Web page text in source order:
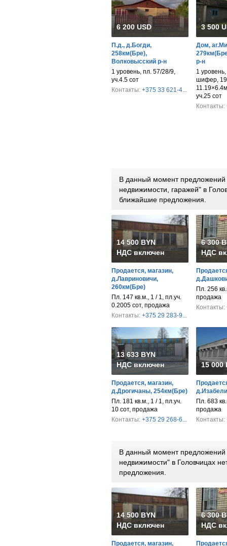
6 200 USD
П.д., д.Богди,
258км(Бре),
Волковысский р-н
1 уровень, пл. 57/28/9,
уч.4.5 сот
Контакты: +375 33 621-4...
3 500
Дом,
р-н
1
шифер,
уч.25 сот
Контакты:
В данный момент
недвижимости, гаражей" в
ближайшие предложения.
14 500 BYN
НДС включен
Продается, магазин,
д.Лавриновичи,
260км(Бре)
Пл. 147 кв.м., 1 / 1, пл.уч.
0.2005 сот, продажа
Контакты: +375 29 283-9...
6 300
НДС
Пл. 256
продажа
Контакты:
13 633 BYN
НДС включен
Продается, магазин,
д.Дрогичаны, 254км(Бре)
Пл. 181 кв.м., 1 / 1, пл.уч.
10 сот, продажа
Контакты: +375 29 268-6...
15 000
Пл. 683
продажа
Контакты:
В данный момент
недвижимости" в Головчицах
предложения.
14 500 BYN
НДС включен
Продается, магазин,
6 300
НДС